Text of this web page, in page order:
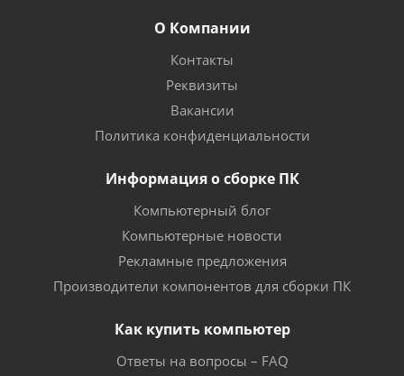
О Компании
Контакты
Реквизиты
Вакансии
Политика конфиденциальности
Информация о сборке ПК
Компьютерный блог
Компьютерные новости
Рекламные предложения
Производители компонентов для сборки ПК
Как купить компьютер
Ответы на вопросы – FAQ